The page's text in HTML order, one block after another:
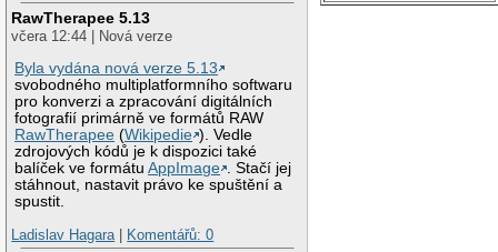
RawTherapee 5.13
včera 12:44 | Nová verze
Byla vydána nová verze 5.13
svobodného multiplatformního softwaru
pro konverzi a zpracování digitálních
fotografií primárně ve formátů RAW
RawTherapee (Wikipedie ). Vedle
zdrojových kódů je k dispozici také
balíček ve formátuAppImage . Stačí jej
stáhnout, nastavit právo ke spuštění a
spustit.
Ladislav Hagara
Komentářů: 0